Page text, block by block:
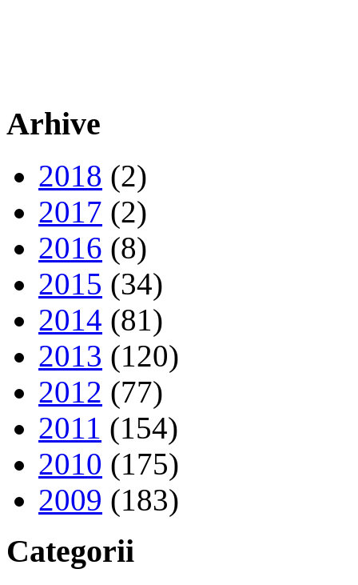
Arhive
2018 (2)
2017 (2)
2016 (8)
2015 (34)
2014 (81)
2013 (120)
2012 (77)
2011 (154)
2010 (175)
2009 (183)
Categorii